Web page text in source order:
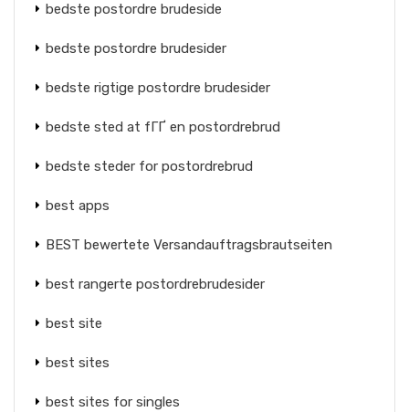
bedste postordre brudeside
bedste postordre brudesider
bedste rigtige postordre brudesider
bedste sted at fГҐ en postordrebrud
bedste steder for postordrebrud
best apps
BEST bewertete Versandauftragsbrautseiten
best rangerte postordrebrudesider
best site
best sites
best sites for singles